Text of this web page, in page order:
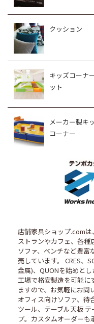
クッション
キッズコーナ
ット
メーカー製キ
コーナー
店舗家具ショップ.com
ストランやカフェ、各種
ソファ、ベンチなど豊富
売しています。 CRES、
金属)、QUONを始めと
工場で格安製造を可能に
ますので、お気軽にお問
オフィス向けソファ、待
ツール、テーブル天板
プ。カスタムオーダーも